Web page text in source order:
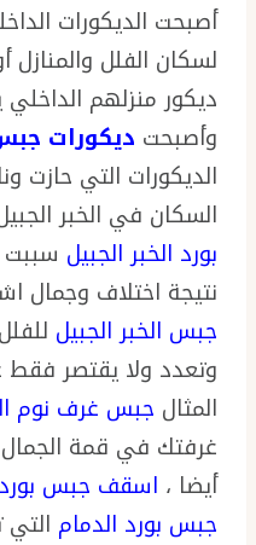
أصبحت الديكورات
لسكان الفلل
ديكور منزلهم
وأصبحت ديكورات
الديكورات التي حازت
السكان في الخبر
بورد الخبر الجبيل سببت
نتيجة اختلاف وجمال
جبس الخبر الجبيل
وتعدد ولا يقتصر
المثال جبس غرف نوم
غرفتك في قمة
أيضا ، اسقف جبس بورد
جبس بورد الدمام